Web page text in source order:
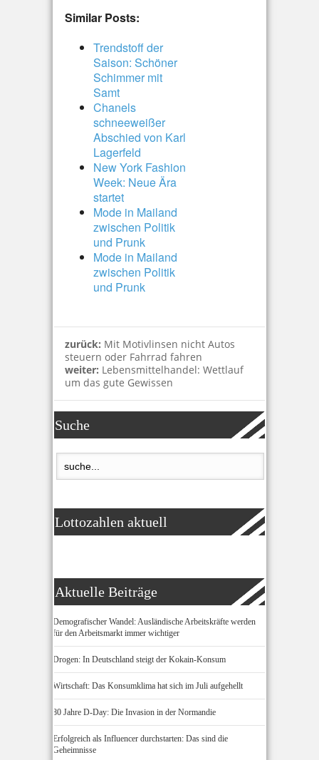
Similar Posts:
Trendstoff der
Saison: Schöner
Schimmer mit
Samt
Chanels
schneeweißer
Abschied von Karl
Lagerfeld
New York Fashion
Week: Neue Ära
startet
Mode in Mailand
zwischen Politik
und Prunk
Mode in Mailand
zwischen Politik
und Prunk
zurück: Mit Motivlinsen nicht Autos
steuern oder Fahrrad fahren
weiter: Lebensmittelhandel: Wettlauf
um das gute Gewissen
Suche
Lottozahlen aktuell
Aktuelle Beiträge
Demografischer Wandel: Ausländische Arbeitskräfte werden
für den Arbeitsmarkt immer wichtiger
Drogen: In Deutschland steigt der Kokain-Konsum
Wirtschaft: Das Konsumklima hat sich im Juli aufgehellt
80 Jahre D-Day: Die Invasion in der Normandie
Erfolgreich als Influencer durchstarten: Das sind die
Geheimnisse